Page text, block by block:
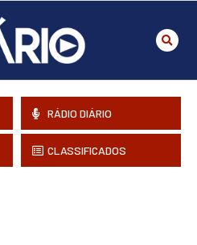
RÁDIO DIÁRIO
CLASSIFICADOS